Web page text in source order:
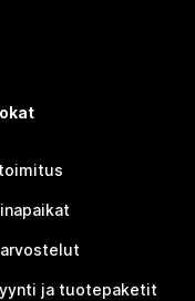
ja tuotepaketit